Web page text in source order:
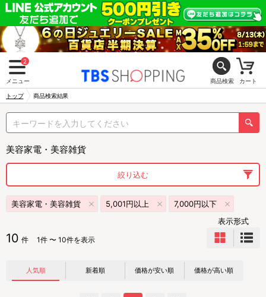
2
メニュー 商品検索 カート
トップ 商品検索結果
美容家電・美容雑貨
絞り込む
美容家電・美容雑貨 5,001円以上 7,000円以下
10 件 1件 〜 10件を表示
表示形式
人気順 新着順 価格が安い順 価格が高い順